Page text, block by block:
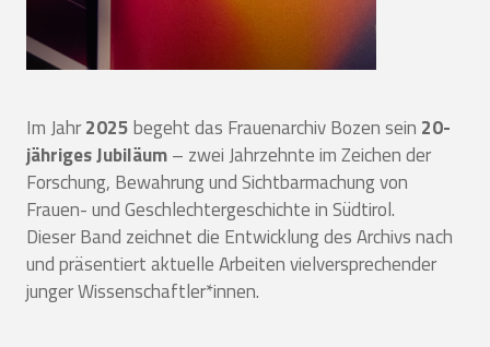
Im Jahr2025begeht das Frauenarchiv Bozen sein 20-
jähriges Jubiläum– zwei Jahrzehnte im Zeichen der
Forschung, Bewahrung und Sichtbarmachung von
Frauen- und Geschlechtergeschichte in Südtirol.
Dieser Band zeichnet die Entwicklung des Archivs nach
und präsentiert aktuelle Arbeiten vielversprechender
junger Wissenschaftler*innen.